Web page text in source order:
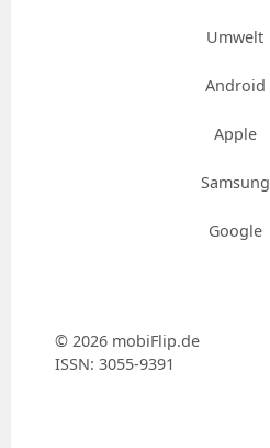
Umwelt
Android
Apple
Samsung
Google
© 2026 mobiFlip.de
ISSN: 3055-9391